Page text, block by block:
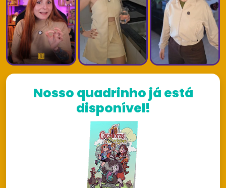
Nosso quadrinho já está
disponível!